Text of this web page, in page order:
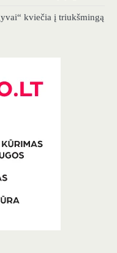
kviečia į triukšmingą